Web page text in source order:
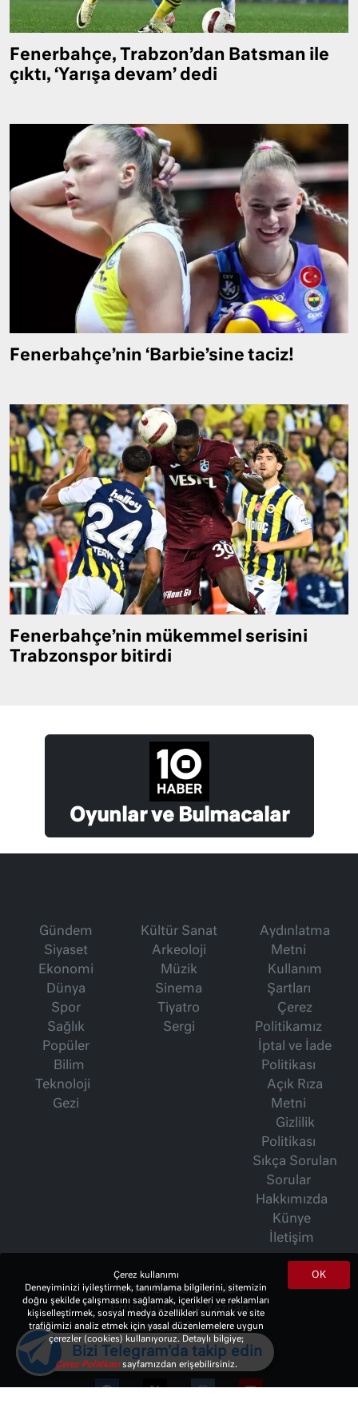
Fenerbahçe, Trabzon’dan Batsman ile
çıktı, ‘Yarışa devam’ dedi
Fenerbahçe’nin ‘Barbie’sine taciz!
Fenerbahçe’nin mükemmel serisini
Trabzonspor bitirdi
Oyunlar ve Bulmacalar
Gündem
Siyaset
Ekonomi
Dünya
Spor
Sağlık
Popüler
Bilim
Teknoloji
Gezi
Kültür Sanat
Arkeoloji
Müzik
Sinema
Tiyatro
Sergi
Aydınlatma
Metni
Kullanım
Şartları
Çerez
Politikamız
İptal ve İade
Politikası
Açık Rıza
Metni
Gizlilik
Politikası
Sıkça Sorulan
Sorular
Hakkımızda
Künye
İletişim
İsmet Berkan Yazıları
Ertuğrul Özkök Yazıları
Haftalık Gazete
OK
Çerez kullanımı
Deneyiminizi iyileştirmek, tanımlama bilgilerini, sitemizin
doğru şekilde çalışmasını sağlamak, içerikleri ve reklamları
kişiselleştirmek, sosyal medya özellikleri sunmak ve site
trafiğimizi analiz etmek için yasal düzenlemelere uygun
çerezler (cookies) kullanıyoruz. Detaylı bilgiye;
Çerez Politikasısayfamızdan erişebilirsiniz.
Bizi Telegram'da takip edin